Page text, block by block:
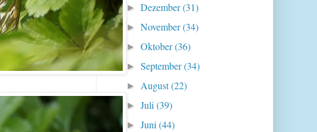
►Dezember(31)
►November(34)
►Oktober(36)
►September(34)
► August(22)
►Juli(39)
►Juni(44)